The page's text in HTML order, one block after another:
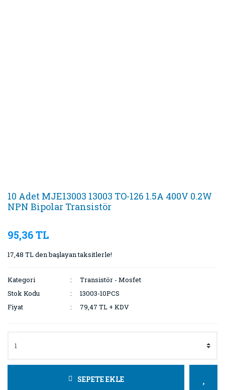
10 Adet MJE13003 13003 TO-126 1.5A 400V 0.2W
NPN Bipolar Transistör
95,36 TL
17,48 TL den başlayan taksitlerle!
Kategori
Transistör - Mosfet
Stok Kodu
13003-10PCS
Fiyat
79,47 TL + KDV
SEPETE EKLE